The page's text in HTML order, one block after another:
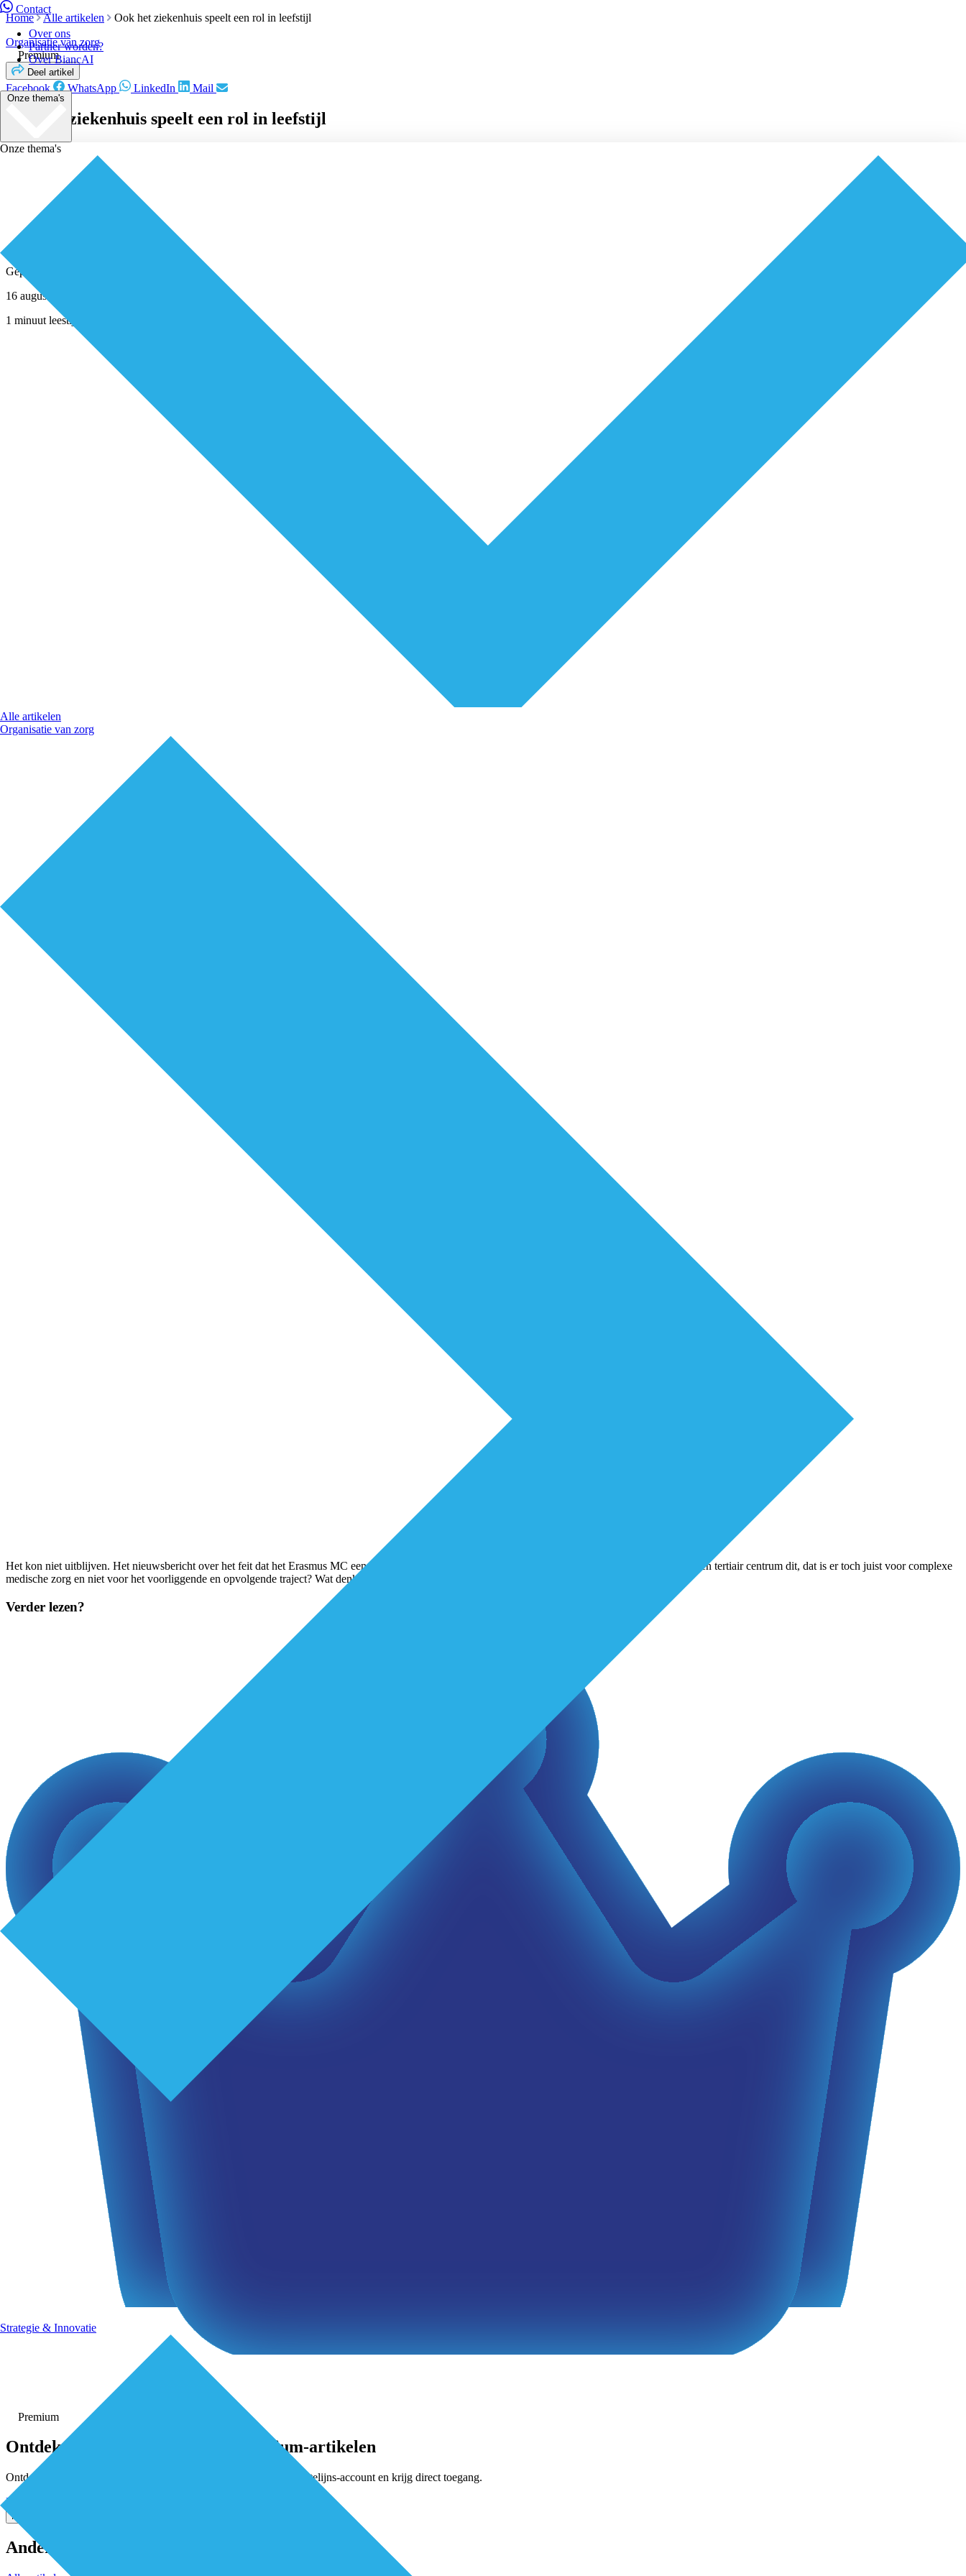
Contact
Over ons
Partner worden?
Over BiancAI
Onze thema's
Onze thema's
Alle artikelen
Organisatie van zorg
Strategie & Innovatie
Home Alle artikelen
Ook het ziekenhuis speelt een rol in leefstijl
Organisatie van zorg
Premium
Deel artikel
Facebook WhatsApp LinkedIn Mail
Ook het ziekenhuis speelt een rol in leefstijl
Geplaatst door
16 augustus 2022
1 minuut leestijd
Het kon niet uitblijven. Het nieuwsbericht over het feit dat het Erasmus MC een leefstijlzorgloket opent, leidde op social media tot vragen. Waarom doet een tertiair centrum dit, dat is er toch juist voor complexe
medische zorg en niet voor het voorliggende en opvolgende traject? Wat denkt Erasmus MC te
Verder lezen?
Premium
Ontdek alle premium-artikelen
Ontdek kosteloos alle premium artikelen. Activeer gratis je De Eerstelijns-account en krijg direct toegang.
Meld je kosteloos aan
Meer weten? Stel je vraag via de chat
Andere artikelen